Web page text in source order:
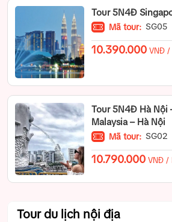
Tour du lịch nội địa
Tour 5N4Đ
Mã tour: SG05
10.390.000 VNĐ /
Tour 5N4Đ Hà Nội
Malaysia – Hà Nội
Mã tour: SG02
10.790.000 VNĐ /